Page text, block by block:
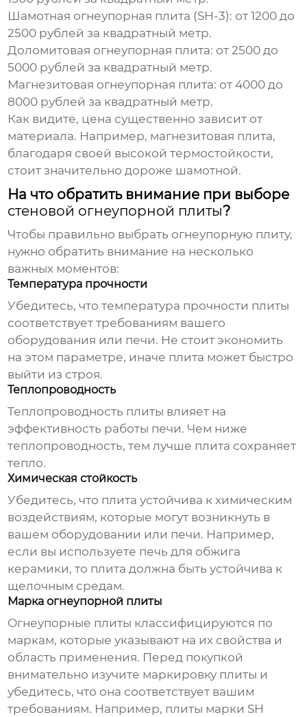
Шамотная огнеупорная плита (SH-3): от 1200 до
2500 рублей за квадратный метр.
Доломитовая огнеупорная плита: от 2500 до
5000 рублей за квадратный метр.
Магнезитовая огнеупорная плита: от 4000 до
8000 рублей за квадратный метр.
Как видите, цена существенно зависит от
материала. Например, магнезитовая плита,
благодаря своей высокой термостойкости,
стоит значительно дороже шамотной.
На что обратить внимание при выборе
стеновой огнеупорной плиты?
Чтобы правильно выбрать огнеупорную плиту,
нужно обратить внимание на несколько
важных моментов:
Температура прочности
Убедитесь, что температура прочности плиты
соответствует требованиям вашего
оборудования или печи. Не стоит экономить
на этом параметре, иначе плита может быстро
выйти из строя.
Теплопроводность
Теплопроводность плиты влияет на
эффективность работы печи. Чем ниже
теплопроводность, тем лучше плита сохраняет
тепло.
Химическая стойкость
Убедитесь, что плита устойчива к химическим
воздействиям, которые могут возникнуть в
вашем оборудовании или печи. Например,
если вы используете печь для обжига
керамики, то плита должна быть устойчива к
щелочным средам.
Марка огнеупорной плиты
Огнеупорные плиты классифицируются по
маркам, которые указывают на их свойства и
область применения. Перед покупкой
внимательно изучите маркировку плиты и
убедитесь, что она соответствует вашим
требованиям. Например, плиты марки SH